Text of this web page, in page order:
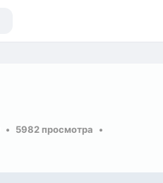
5982 просмотра